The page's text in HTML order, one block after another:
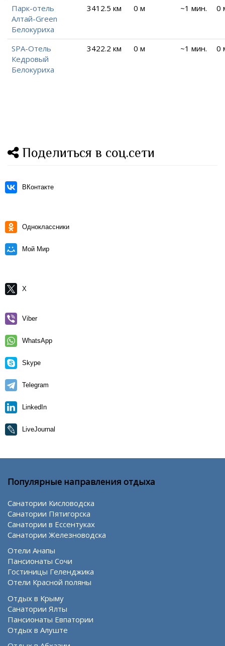
Парк-отель
Алтай-Green
Белокуриха
3412.5 км 0 м ~1 мин. 0
SPA-Отель
Кедровый
Белокуриха
3422.2 км 0 м ~1 мин. 0
Поделиться в соц.сети
ВКонтакте
Одноклассники
Мой Мир
X
Viber
WhatsApp
Skype
Telegram
LinkedIn
LiveJournal
Популярные направления отдыха
Санатории Кисловодска
Санатории Пятигорска
Санатории в Ессентуках
Санатории Железноводска
Отели Анапы
Пансионаты Сочи
Гостиницы Геленджика
Отели Красной поляны
Отдых в Крыму
Санатории Ялты
Пансионаты Евпатории
Отдых в Алуште